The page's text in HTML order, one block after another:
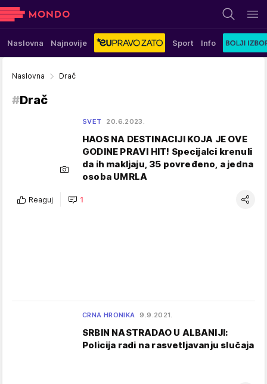
Naslovna Najnovije Sport Info
Naslovna Drač
#Drač
SVET 20.6.2023.
HAOS NA DESTINACIJI KOJA JE OVE
GODINE PRAVI HIT! Specijalci krenuli
da ih makljaju, 35 povređeno, a jedna
osoba UMRLA
Reaguj 1
CRNA HRONIKA 9.9.2021.
SRBIN NASTRADAO U ALBANIJI:
Policija radi na rasvetljavanju slučaja